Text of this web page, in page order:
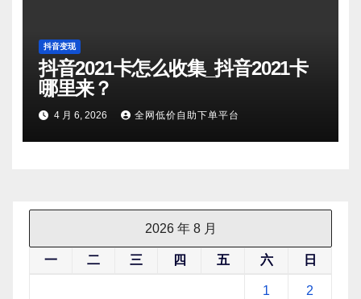
抖音变现
抖音2021卡怎么收集_抖音2021卡
哪里来？
4 月 6, 2026 全网低价自助下单平台
2026 年 8 月
一 二 三 四 五 六 日
1 2